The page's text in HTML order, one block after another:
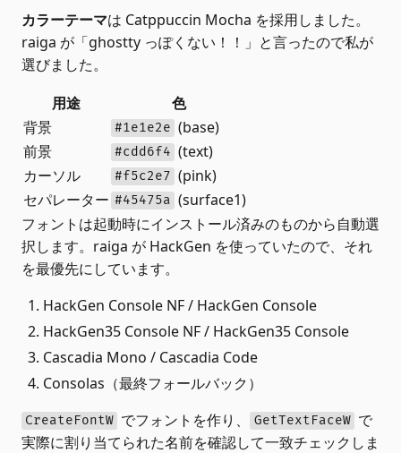
カラーテーマは Catppuccin Mocha を採用しました。
raiga が「ghostty っぽくない！！」と言ったので私が
選びました。
用途
色
背景
#1e1e2e (base)
前景
#cdd6f4 (text)
カーソル
#f5c2e7 (pink)
セパレーター #45475a (surface1)
フォントは起動時にインストール済みのものから自動選
択します。raiga が HackGen を使っていたので、それ
を最優先にしています。
HackGen Console NF / HackGen Console
HackGen35 Console NF / HackGen35 Console
Cascadia Mono / Cascadia Code
Consolas（最終フォールバック）
CreateFontW でフォントを作り、 GetTextFaceW で
実際に割り当てられた名前を確認して一致チェックしま